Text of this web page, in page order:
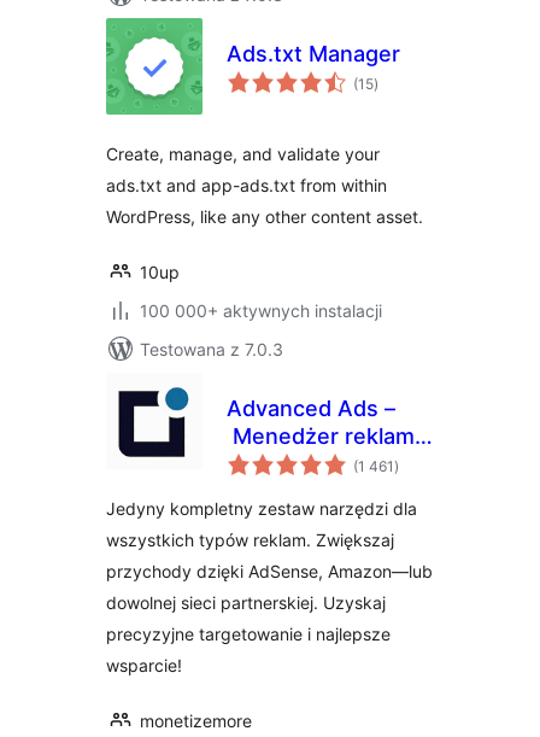
Ads.txt Manager
(15wszystkich
ocen
)
Create, manage, and validate your
ads.txt and app-ads.txt from within
WordPress, like any other content asset.
10up
100 000+ aktywnych instalacji
Testowana z 7.0.3
Advanced Ads –
Menedżer reklam
& AdSense
(1 461 wszystkich
ocen
)
Jedyny kompletny zestaw narzędzi dla
wszystkich typów reklam. Zwiększaj
przychody dzięki AdSense, Amazon—lub
dowolnej sieci partnerskiej. Uzyskaj
precyzyjne targetowanie i najlepsze
wsparcie!
monetizemore